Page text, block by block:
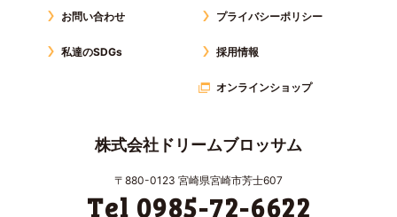
お問い合わせ
私達のSDGs
プライバシーポリシー
採用情報
オンラインショップ
株式会社ドリームブロッサム
〒880-0123 宮崎県宮崎市芳士607
Tel 0985-72-6622